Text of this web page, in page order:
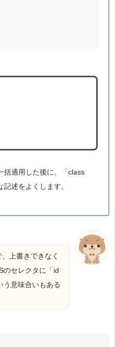
括適用した後に、「class
述をよくします。
上書きできなく
のセレクタに「id
う意味合いもある